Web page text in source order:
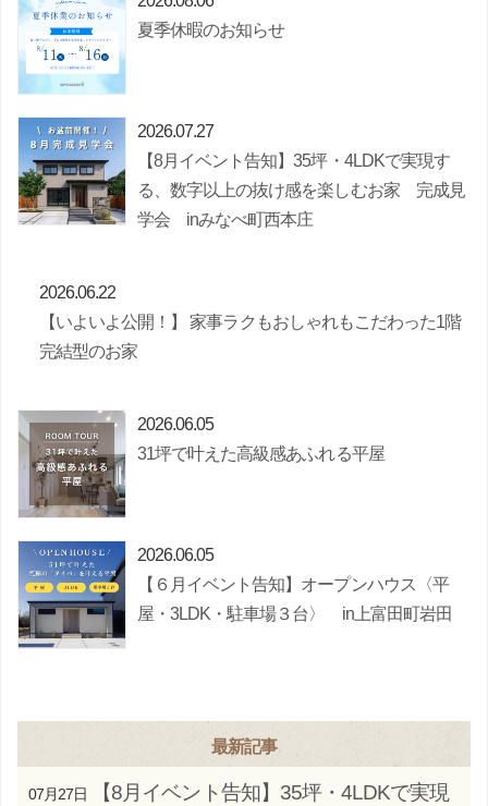
夏季休暇のお知らせ
2026.07.27
【8月イベント告知】35坪・4LDKで実現す
る、数字以上の抜け感を楽しむお家 完成見
学会 inみなべ町西本庄
2026.06.22
【いよいよ公開！】 家事ラクもおしゃれもこだわった1階
完結型のお家
2026.06.05
31坪で叶えた高級感あふれる平屋
2026.06.05
【６月イベント告知】オープンハウス〈平
屋・3LDK・駐車場３台〉 in上富田町岩田
最新記事
07月27日
【8月イベント告知】35坪・4LDKで実現